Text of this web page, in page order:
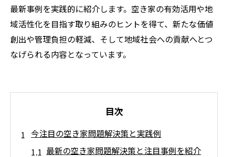
最新事例を実践的に紹介します。空き家の有効活用や地
域活性化を目指す取り組みのヒントを得て、新たな価値
創出や管理負担の軽減、そして地域社会への貢献へとつ
なげられる内容となっています。
目次
今注目の空き家問題解決策と実践例
最新の空き家問題解決策と注目事例を紹介